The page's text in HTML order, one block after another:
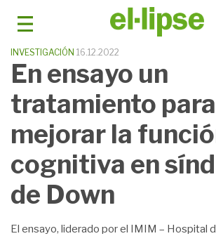
INVESTIGACIÓN 16.12.2022
En ensayo un
tratamiento para
mejorar la
cognitiva en
de Down
El ensayo, liderado por el IMIM – Hospital